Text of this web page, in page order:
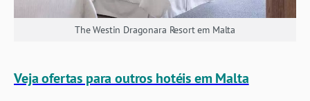
The Westin Dragonara Resort em Malta
Veja ofertas para outros hotéis em Malta